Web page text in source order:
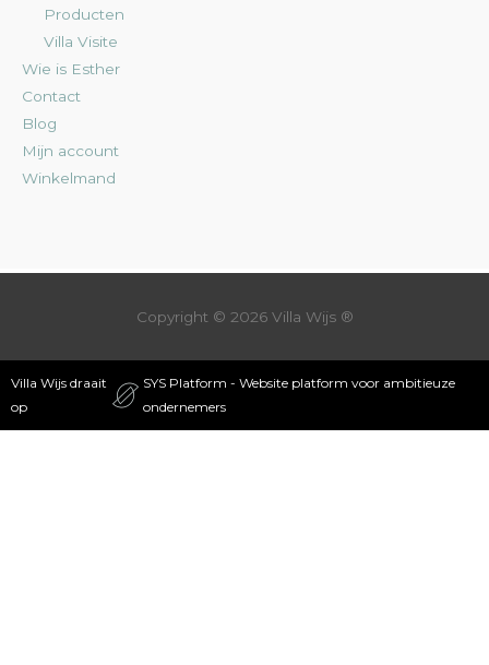
Producten
Villa Visite
Wie is Esther
Contact
Blog
Mijn account
Winkelmand
Copyright © 2026 Villa Wijs®
Villa Wijs draait
op
SYS Platform - Website platform voor ambitieuze
ondernemers